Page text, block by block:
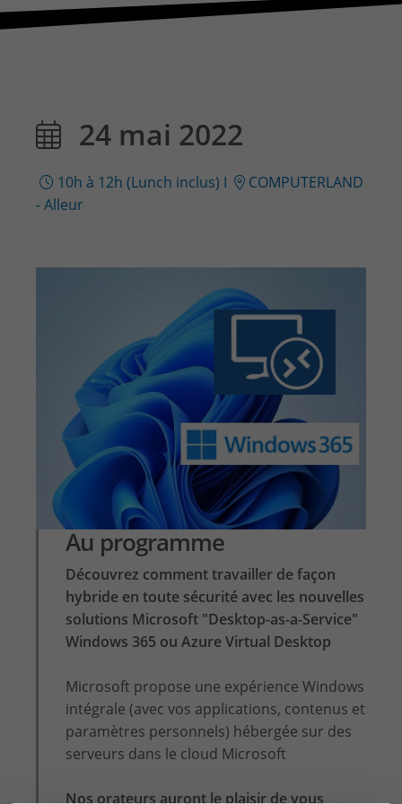
CONTACT & PLAN D'ACCES
24 mai 2022
10h à 12h (Lunch inclus) I
COMPUTERLAND
- Alleur
Au programme
Découvrez comment travailler de façon
hybride en toute sécurité avec les nouvelles
solutions Microsoft "Desktop-as-a-Service"
Windows 365 ou Azure Virtual Desktop
Microsoft propose une expérience Windows
intégrale (avec vos applications, contenus et
paramètres personnels) hébergée sur des
serveurs dans le cloud Microsoft
Nos orateurs auront le plaisir de vous